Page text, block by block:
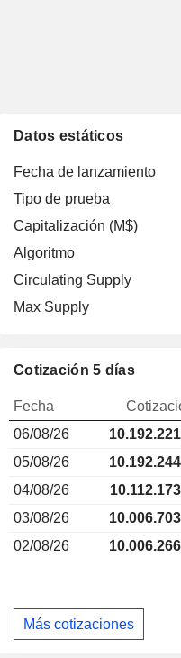
Datos estáticos
Fecha de lanzamiento
Tipo de prueba
Capitalización (M$)
Algoritmo
Circulating Supply
Max Supply
Cotización 5 días
Fecha
06/08/26
05/08/26
04/08/26
03/08/26
02/08/26
Más cotizaciones